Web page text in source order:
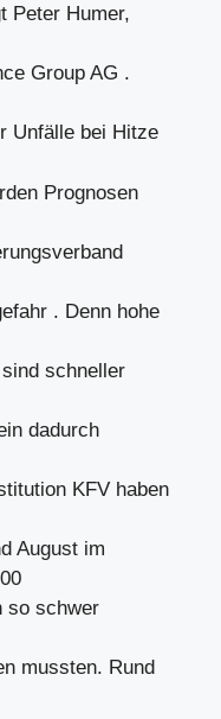
Peter Humer,
Group AG .
Unfälle bei Hitze
Prognosen
. Denn hohe
schneller
dadurch
KFV haben
August im
so schwer
mussten. Rund